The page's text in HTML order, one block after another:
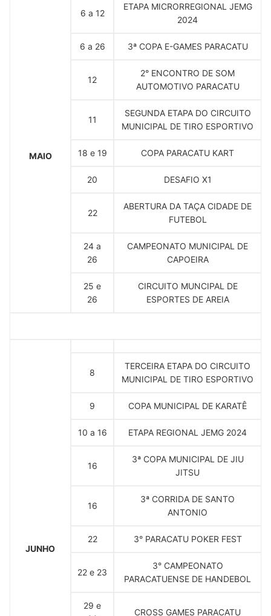
MAIO
6 a 12
ETAPA MICRORREGIONAL JEMG
2024
6 a 26 3ª COPA E-GAMES PARACATU
12
2° ENCONTRO DE SOM
AUTOMOTIVO PARACATU
11
SEGUNDA ETAPA DO CIRCUITO
MUNICIPAL DE TIRO ESPORTIVO
18 e 19 COPA PARACATU KART
20 DESAFIO X1
22
ABERTURA DA TAÇA CIDADE DE
FUTEBOL
24 a
26
CAMPEONATO MUNICIPAL DE
CAPOEIRA
25 e
26
CIRCUITO MUNCIPAL DE
ESPORTES DE AREIA
JUNHO
8
TERCEIRA ETAPA DO CIRCUITO
MUNICIPAL DE TIRO ESPORTIVO
9 COPA MUNICIPAL DE KARATÊ
10 a 16 ETAPA REGIONAL JEMG 2024
16
3ª COPA MUNICIPAL DE JIU
JITSU
16
3ª CORRIDA DE SANTO
ANTONIO
22 3° PARACATU POKER FEST
22 e 23
3° CAMPEONATO
PARACATUENSE DE HANDEBOL
29 e
CROSS GAMES PARACATU